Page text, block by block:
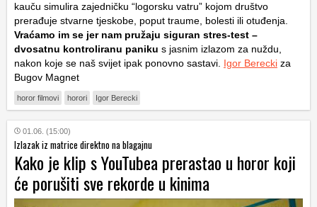
kauču simulira zajedničku “logorsku vatru” kojom društvo
prerađuje stvarne tjeskobe, poput traume, bolesti ili otuđenja.
Vraćamo im se jer nam pružaju siguran stres-test –
dvosatnu kontroliranu paniku s jasnim izlazom za nuždu,
nakon koje se naš svijet ipak ponovno sastavi. Igor Berecki za
Bugov Magnet
horor filmovi horori Igor Berecki
01.06. (15:00)
Izlazak iz matrice direktno na blagajnu
Kako je klip s YouTubea prerastao u horor koji
će porušiti sve rekorde u kinima